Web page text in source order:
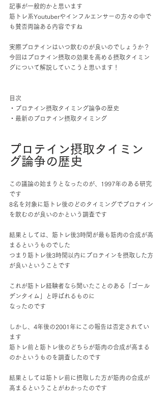
記事が一般的かと思います
筋トレ系Youtuberやインフルエンサーの方々の中で
も賛否両論ある内容ですね
実際プロテインはいつ飲むのが良いのでしょうか？
今回はプロテイン摂取の効果を高める摂取タイミン
グについて解説していこうと思います！
目次
・プロテイン摂取タイミング論争の歴史
・最新のプロテイン摂取タイミング
プロテイン摂取タイミン
グ論争の歴史
この議論の始まりとなったのが、1997年のある研究
です
8名を対象に筋トレ後のどのタイミングでプロテイン
を飲むのが良いのかという調査です
結果としては、筋トレ後3時間が最も筋肉の合成が高
まるというものでした
つまり筋トレ後3時間以内にプロテインを摂取した方
が良いということです
これが筋トレ経験者なら聞いたことのある「ゴール
デンタイム」と呼ばれるものに
なったのです
しかし、4年後の2001年にこの報告は否定されてい
ます
筋トレ前と筋トレ後のどちらが筋肉の合成が高まる
のかというものを調査したのです
結果としては筋トレ前に摂取した方が筋肉の合成が
高まるということがわかったのです